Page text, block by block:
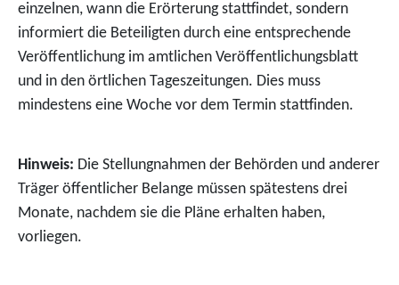
einzelnen, wann die Erörterung stattfindet, sondern
informiert die Beteiligten durch eine entsprechende
Veröffentlichung im amtlichen Veröffentlichungsblatt
und in den örtlichen Tageszeitungen. Dies muss
mindestens eine Woche vor dem Termin stattfinden.
Hinweis: Die Stellungnahmen der Behörden und anderer
Träger öffentlicher Belange müssen spätestens drei
Monate, nachdem sie die Pläne erhalten haben,
vorliegen.